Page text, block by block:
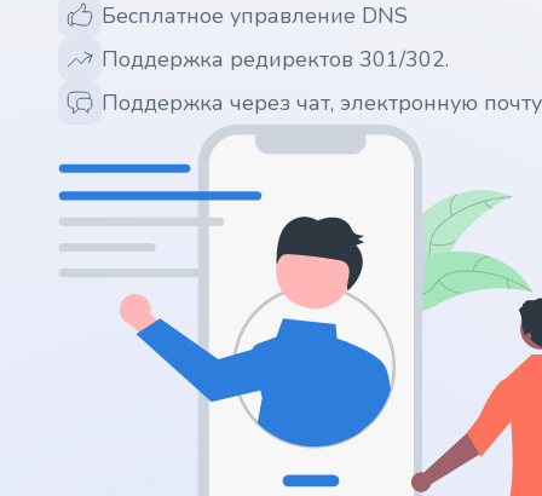
.space
.website
.io
Бесплатное управление DNS
Поддержка редиректов 301/302.
Поддержка через чат, электронную